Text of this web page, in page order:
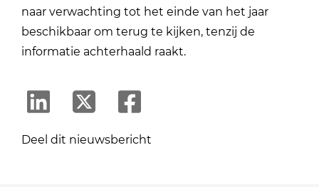
naar verwachting tot het einde van het jaar
beschikbaar om terug te kijken, tenzij de
informatie achterhaald raakt.
Deel dit nieuwsbericht